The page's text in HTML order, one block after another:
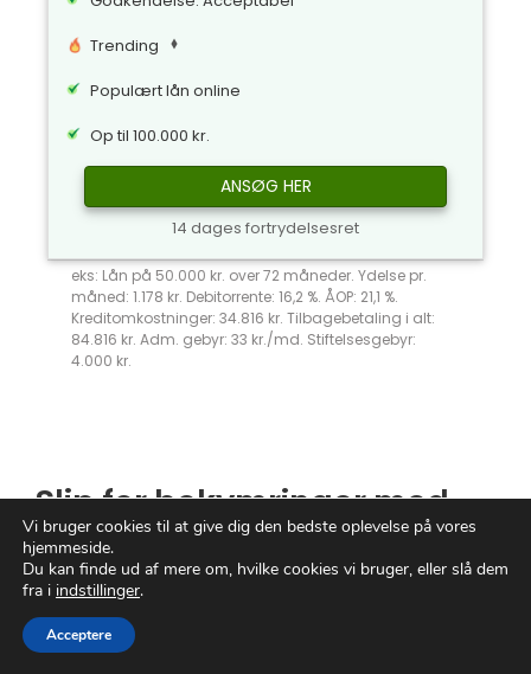
Trending
Populært lån online
Op til 100.000 kr.
ANSØG HER
14 dages fortrydelsesret
eks: Lån på 50.000 kr. over 72 måneder. Ydelse pr.
måned: 1.178 kr. Debitorrente: 16,2 %. ÅOP: 21,1 %.
Kreditomkostninger: 34.816 kr. Tilbagebetaling i alt:
84.816 kr. Adm. gebyr: 33 kr./md. Stiftelsesgebyr:
4.000 kr.
Slip for bekymringer med
Nemt Lån– Din vej til
økonomisk frihed!
I en verden, hvor livet er uforudsigeligt, og
Vi bruger cookies til at give dig den bedste oplevelse på vores
hjemmeside.
Du kan finde ud af mere om, hvilke cookies vi bruger, eller slå dem
fra i indstillinger.
Acceptere